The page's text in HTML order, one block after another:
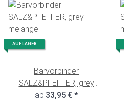
AUF LAGER
Barvorbinder
SALZ&PFEFFER, grey
melange
ab 33,95 € *